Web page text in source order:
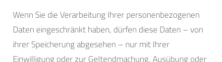
Wenn Sie die Verarbeitung Ihrer personenbezogenen
Daten eingeschränkt haben, dürfen diese Daten – von
ihrer Speicherung abgesehen – nur mit Ihrer